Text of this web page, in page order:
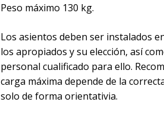
Peso máximo 130 kg.
Los asientos deben ser instalados
los apropiados y su elección, así
personal cualificado para ello.
carga máxima depende de la
solo de forma orientativia.